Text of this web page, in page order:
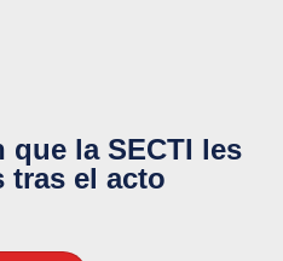
que la SECTI les
tras el acto